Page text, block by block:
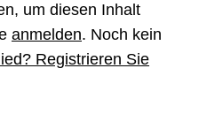
um diesen Inhalt
anmelden. Noch kein
Registrieren Sie